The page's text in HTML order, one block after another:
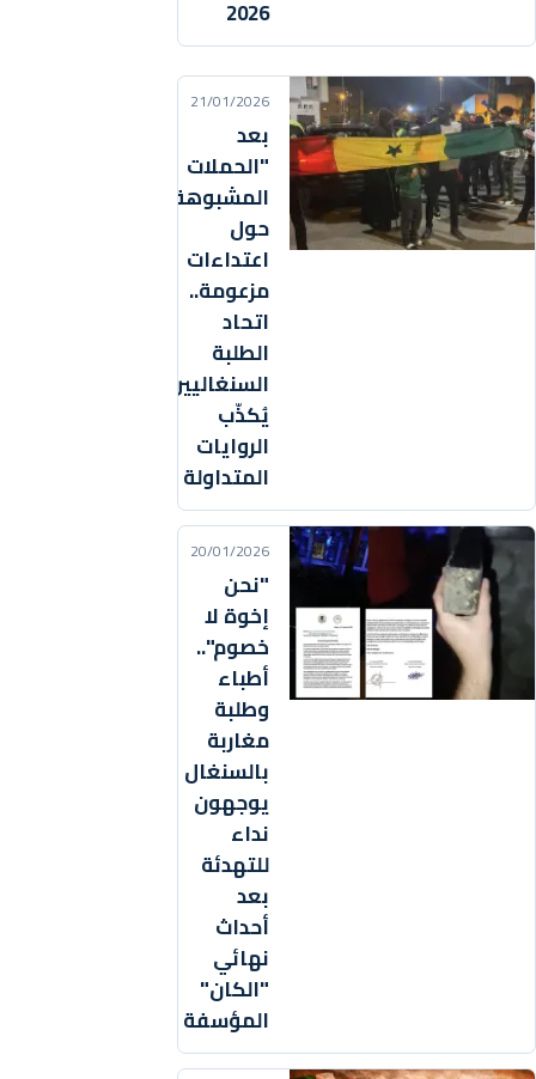
2026
21/01/2026
بعد
"الحملات
المشبوهة"
حول
اعتداءات
مزعومة..
اتحاد
الطلبة
السنغاليين
يُكذّب
الروايات
المتداولة
20/01/2026
"نحن
إخوة لا
خصوم"..
أطباء
وطلبة
مغاربة
بالسنغال
يوجهون
نداء
للتهدئة
بعد
أحداث
نهائي
"الكان"
المؤسفة